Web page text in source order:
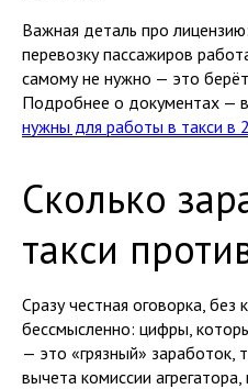
Важная деталь про
перевозку пассажиров
самому не нужно — это
Подробнее о документах —
нужны для работы в такси в
Сколько
такси
Сразу честная оговорка,
бессмысленно: цифры,
— это «грязный» заработок,
вычета комиссии